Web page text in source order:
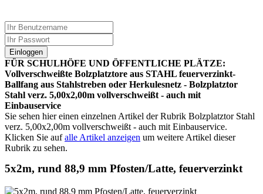
Einloggen
FÜR SCHULHÖFE UND ÖFFENTLICHE PLÄTZE:
Vollverschweißte Bolzplatztore aus STAHL feuerverzinkt-
Ballfang aus Stahlstreben oder Herkulesnetz - Bolzplatztor
Stahl verz. 5,00x2,00m vollverschweißt - auch mit
Einbauservice
Sie sehen hier einen einzelnen Artikel der Rubrik Bolzplatztor Stahl
verz. 5,00x2,00m vollverschweißt - auch mit Einbauservice.
Klicken Sie aufalle Artikel anzeigen um weitere Artikel dieser
Rubrik zu sehen.
5x2m, rund 88,9 mm Pfosten/Latte, feuerverzinkt